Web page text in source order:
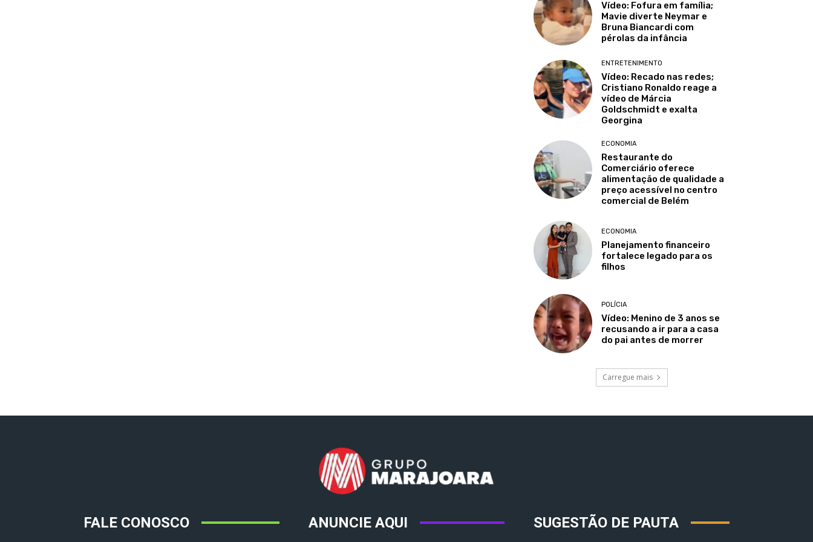
Vídeo: Fofura em família;
Mavie diverte Neymar e
Bruna Biancardi com
pérolas da infância
ENTRETENIMENTO
Vídeo: Recado nas redes;
Cristiano Ronaldo reage a
vídeo de Márcia
Goldschmidt e exalta
Georgina
ECONOMIA
Restaurante do
Comerciário oferece
alimentação de qualidade a
preço acessível no centro
comercial de Belém
ECONOMIA
Planejamento financeiro
fortalece legado para os
filhos
POLÍCIA
Vídeo: Menino de 3 anos se
recusando a ir para a casa
do pai antes de morrer
Carregue mais
FALE CONOSCO ANUNCIE AQUI SUGESTÃO DE PAUTA